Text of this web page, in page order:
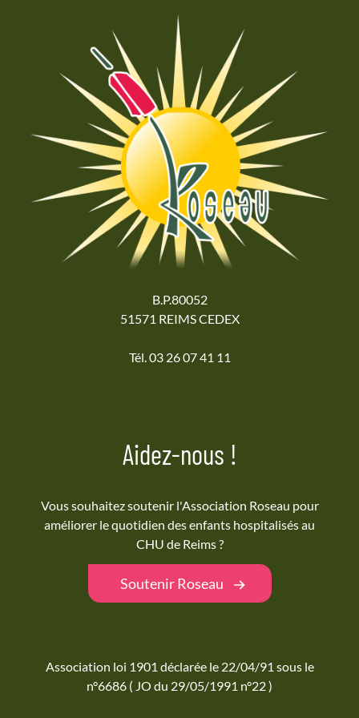
B.P.80052
51571 REIMS CEDEX
Tél. 03 26 07 41 11
Aidez-nous !
Vous souhaitez soutenir l'Association Roseau pour
améliorer le quotidien des enfants hospitalisés au
CHU de Reims ?
Soutenir Roseau
Association loi 1901 déclarée le 22/04/91 sous le
n°6686 ( JO du 29/05/1991 n°22 )